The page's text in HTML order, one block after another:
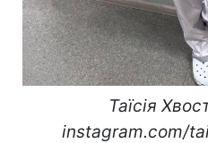
Таїсія
instagram.com/